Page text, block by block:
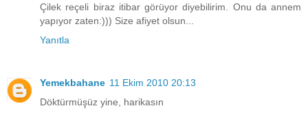
Çilek reçeli biraz itibar görüyor diyebilirim. Onu da annem
yapıyor zaten:))) Size afiyet olsun...
Yanıtla
Yemekbahane 11 Ekim 2010 20:13
Döktürmüşüz yine, harikasın